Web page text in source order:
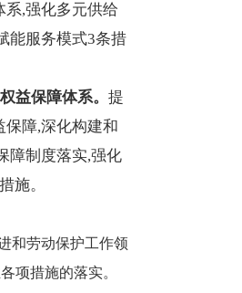
系,强化多元供给
能服务模式3条措
益保障体系。 提
障,深化构建和
障制度落实,强化
施。
劳动保护工作领
项措施的落实。